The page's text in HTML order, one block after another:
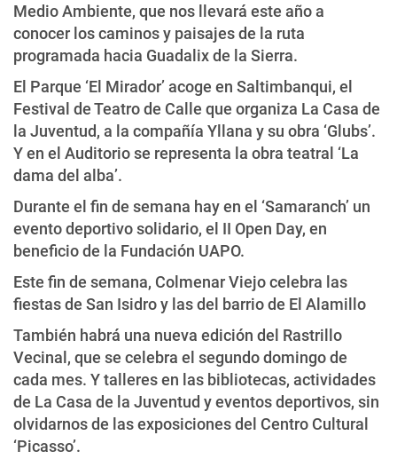
Medio Ambiente, que nos llevará este año a
conocer los caminos y paisajes de la ruta
programada hacia Guadalix de la Sierra.
El Parque ‘El Mirador’ acoge en Saltimbanqui, el
Festival de Teatro de Calle que organiza La Casa de
la Juventud, a la compañía Yllana y su obra ‘Glubs’.
Y en el Auditorio se representa la obra teatral ‘La
dama del alba’.
Durante el fin de semana hay en el ‘Samaranch’ un
evento deportivo solidario, el II Open Day, en
beneficio de la Fundación UAPO.
Este fin de semana, Colmenar Viejo celebra las
fiestas de San Isidro y las del barrio de El Alamillo
También habrá una nueva edición del Rastrillo
Vecinal, que se celebra el segundo domingo de
cada mes. Y talleres en las bibliotecas, actividades
de La Casa de la Juventud y eventos deportivos, sin
olvidarnos de las exposiciones del Centro Cultural
‘Picasso’.